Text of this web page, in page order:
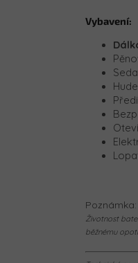
Vybavení:
Poznámka:
Životnost
běžnému